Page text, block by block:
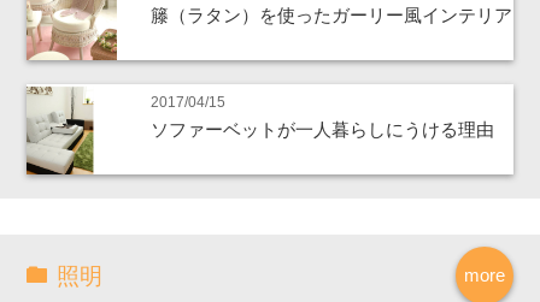
籐（ラタン）を使ったガーリー風インテリア
2017/04/15
ソファーベットが一人暮らしにうける理由
more
照明